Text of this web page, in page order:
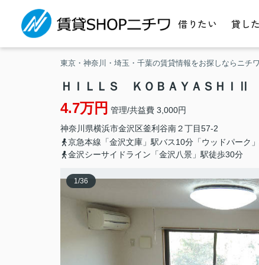
借りたい 貸し
東京・神奈川・埼玉・千葉の賃貸情報をお探しならニチワ
ＨＩＬＬＳ ＫＯＢＡＹＡＳＨＩⅡ
4.7万円 管理/共益費 3,000円
神奈川県横浜市金沢区釜利谷南２丁目57-2
京急本線「金沢文庫」駅バス10分「ウッドパーク
金沢シーサイドライン「金沢八景」駅徒歩30分
1/36